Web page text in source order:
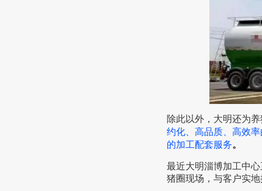
除此以外，大明还为
约化、高品质、高效
的加工配套服务。
最近大明淄博加工中
猪圈现场，与客户实